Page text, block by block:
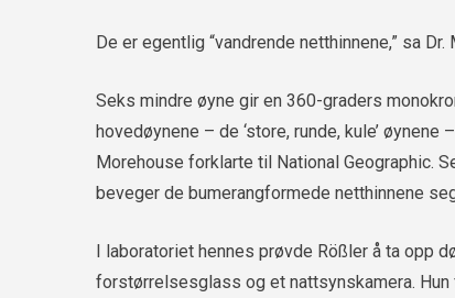
De er egentlig “vandrende netthinnene,” sa Dr.
Seks mindre øyne gir en 360-graders
hovedøynene – de ‘store, runde, kule’
Morehouse forklarte til National Geographic.
beveger de bumerangformede netthinnene
I laboratoriet hennes prøvde Rößler å ta opp
forstørrelsesglass og et nattsynskamera.